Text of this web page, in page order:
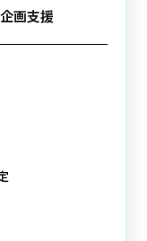
画支援